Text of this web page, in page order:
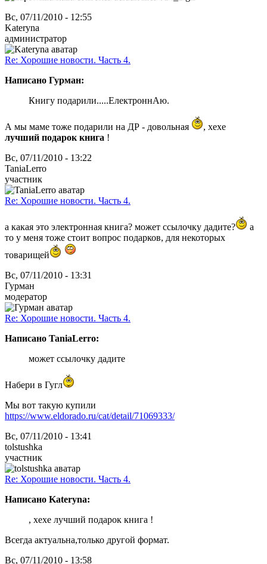
Вс, 07/11/2010 - 12:55
Kateryna
администратор
Re: Хорошие новости. Часть 4.
Написано Гурман:
Книгу подарили.....ЕлектроннАю.
А мы маме тоже подарили на ДР - довольная
, хехе
лучший подарок книга !
Вс, 07/11/2010 - 13:22
TaniaLerro
участник
Re: Хорошие новости. Часть 4.
а какая это электронная книга? может ссылочку дадите?
а
то у меня тоже стоит вопрос подарков, для некоторых
товарищей
Вс, 07/11/2010 - 13:31
Гурман
модератор
Re: Хорошие новости. Часть 4.
Написано TaniaLerro:
может ссылочку дадите
Набери в Гугл
Мы вот такую купили
https://www.eldorado.ru/cat/detail/71069333/
Вс, 07/11/2010 - 13:41
tolstushka
участник
Re: Хорошие новости. Часть 4.
Написано Kateryna:
, хехе лучший подарок книга !
Всегда актуальна,только другой формат.
Вс, 07/11/2010 - 13:58